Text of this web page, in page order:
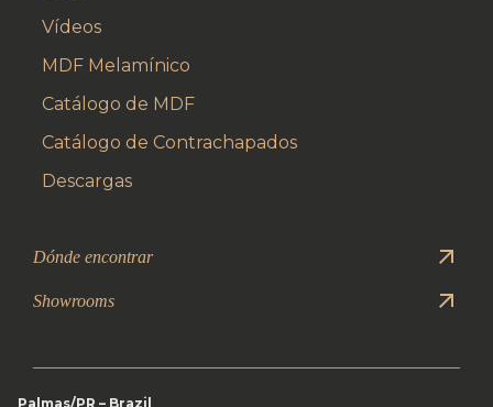
Vídeos
MDF Melamínico
Catálogo de MDF
Catálogo de Contrachapados
Descargas
Dónde encontrar
Showrooms
Palmas/PR – Brazil